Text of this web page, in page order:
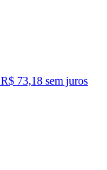
R$ 73,18 sem juros